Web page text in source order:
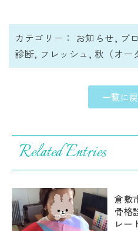
カテゴリー： お知らせ, ブ
診断, フレッシュ , 秋（オー
一覧に
Related Entries
倉敷
骨格
レー